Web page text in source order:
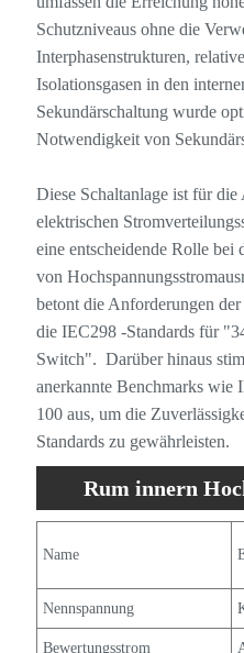
Schutzniveaus ohne die
Interphasenstrukturen,
Isolationsgasen in den
Sekundärschaltung wurde
Notwendigkeit von
Diese Schaltanlage ist für
elektrischen
eine entscheidende Rolle bei
von
betont die Anforderungen
die IEC298 -Standards für
Switch". Darüber hinaus
anerkannte Benchmarks
100 aus, um die
Standards zu gewährleisten.
Rum innern
isoliertes
Name
Nennspannung
Bewertungsstrom